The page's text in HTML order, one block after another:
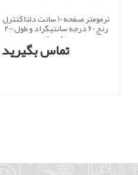
ترمومتر صفحه 10 سانت دلتا کنترل
رنج 60 درجه سانتیگراد و طول 200
میلی متر
تماس بگیرید